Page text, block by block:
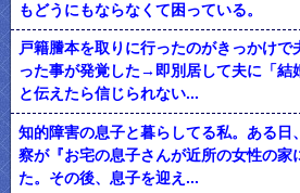
もどうにもならなくて困っている。
戸籍謄本を取りに行ったのがきっかけで
った事が発覚した→即別居して夫に「結
と伝えたら信じられない...
知的障害の息子と暮らしてる私。ある日
察が『お宅の息子さんが近所の女性の家
た。その後、息子を迎え...